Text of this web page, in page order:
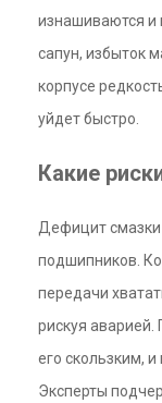
изнашиваются и
сапун, избыток
корпусе
уйдет быстро.
Какие
Дефицит смазки
подшипников.
передачи
рискуя
его скользким, и
Эксперты